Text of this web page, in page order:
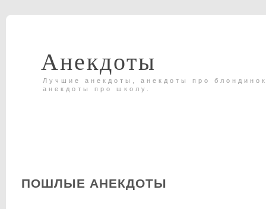
Анекдоты
Лучшие анекдоты, анекдоты про
анекдоты про школу.
ПОШЛЫЕ АНЕКДОТЫ